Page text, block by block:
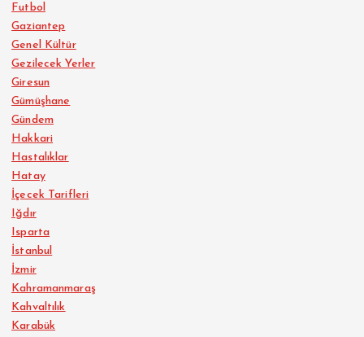
Futbol
Gaziantep
Genel Kültür
Gezilecek Yerler
Giresun
Gümüşhane
Gündem
Hakkari
Hastalıklar
Hatay
İçecek Tarifleri
Iğdır
Isparta
İstanbul
İzmir
Kahramanmaraş
Kahvaltılık
Karabük